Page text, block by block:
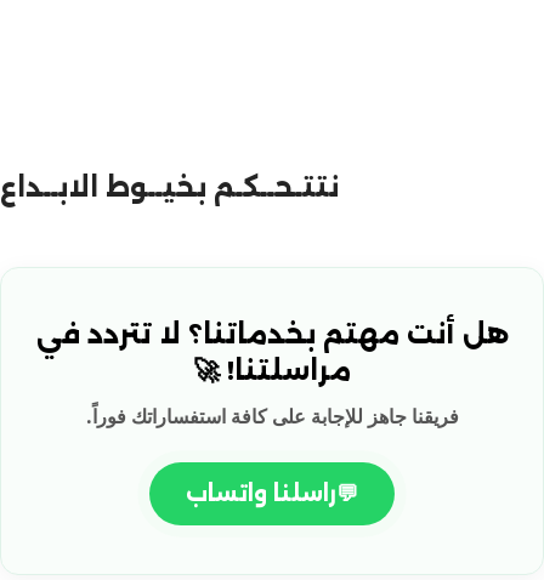
نتتـحــكـم بخيــوط الابــداع
هل أنت مهتم بخدماتنا؟ لا تتردد في
مراسلتنا! 🚀
فريقنا جاهز للإجابة على كافة استفساراتك فوراً.
💬راسلنا واتساب